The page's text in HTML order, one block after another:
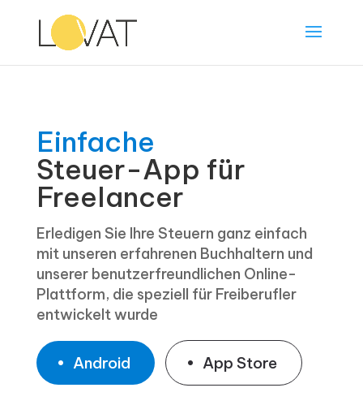
Einfache
Steuer-App für
Freelancer
Erledigen Sie Ihre Steuern ganz einfach
mit unseren erfahrenen Buchhaltern und
unserer benutzerfreundlichen Online-
Plattform, die speziell für Freiberufler
entwickelt wurde
Android App Store